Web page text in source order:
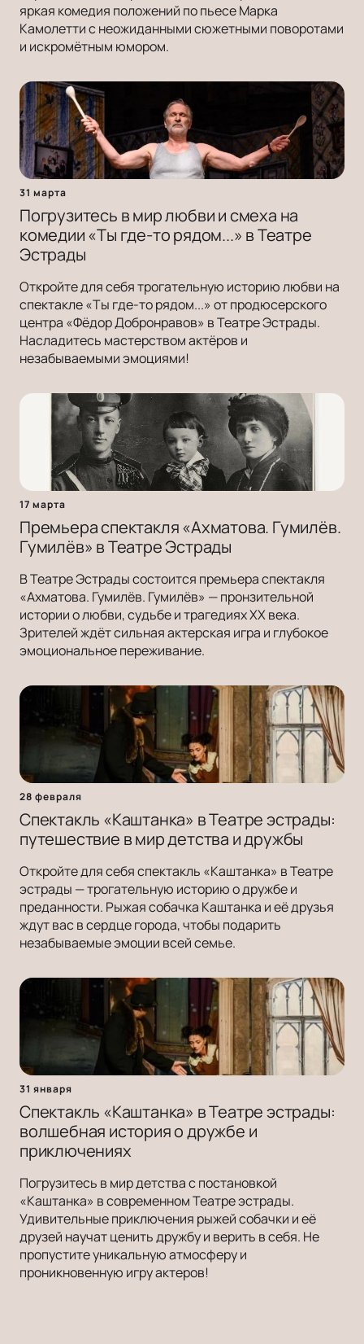
яркая комедия положений по пьесе Марка
Камолетти с неожиданными сюжетными поворотами
и искромётным юмором.
31 марта
Погрузитесь в мир любви и смеха на
комедии «Ты где-то рядом...» в Театре
Эстрады
Откройте для себя трогательную историю любви на
спектакле «Ты где-то рядом...» от продюсерского
центра «Фёдор Добронравов» в Театре Эстрады.
Насладитесь мастерством актёров и
незабываемыми эмоциями!
17 марта
Премьера спектакля «Ахматова. Гумилёв.
Гумилёв» в Театре Эстрады
В Театре Эстрады состоится премьера спектакля
«Ахматова. Гумилёв. Гумилёв» — пронзительной
истории о любви, судьбе и трагедиях ХХ века.
Зрителей ждёт сильная актерская игра и глубокое
эмоциональное переживание.
28 февраля
Спектакль «Каштанка» в Театре эстрады:
путешествие в мир детства и дружбы
Откройте для себя спектакль «Каштанка» в Театре
эстрады — трогательную историю о дружбе и
преданности. Рыжая собачка Каштанка и её друзья
ждут вас в сердце города, чтобы подарить
незабываемые эмоции всей семье.
31 января
Спектакль «Каштанка» в Театре эстрады:
волшебная история о дружбе и
приключениях
Погрузитесь в мир детства с постановкой
«Каштанка» в современном Театре эстрады.
Удивительные приключения рыжей собачки и её
друзей научат ценить дружбу и верить в себя. Не
пропустите уникальную атмосферу и
проникновенную игру актеров!